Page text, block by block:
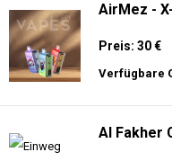
AirMez -
Preis: 30 €
Verfügbare
Al Fakher